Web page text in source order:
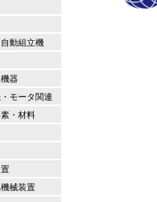
動組立機
器
モータ関連
・材料
械装置